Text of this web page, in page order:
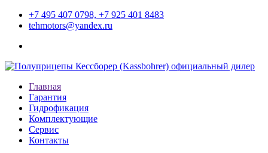
+7 495 407 0798, +7 925 401 8483
tehmotors@yandex.ru
Главная
Гарантия
Гидрофикация
Комплектующие
Сервис
Контакты